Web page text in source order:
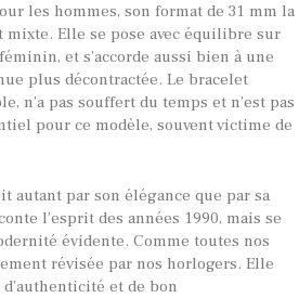
les hommes, son format de 31 mm la
mixte. Elle se pose avec équilibre sur
et s’accorde aussi bien à une
plus décontractée. Le bracelet
n’a pas souffert du temps et n’est pas
pour ce modèle, souvent victime de
autant par son élégance que par sa
l’esprit des années 1990, mais se
évidente. Comme toutes nos
révisée par nos horlogers. Elle
et de bon